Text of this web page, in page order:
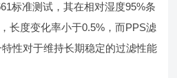
标准测试，其在相对湿度95%条
长度变化率小于0.5%，而PPS滤
性对于维持长期稳定的过滤性能